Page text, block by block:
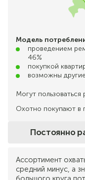
Модель
проведением
46%
покупкой
возможны
Могут
Охотно покупают в
Постоянно
Ассортимент
средний минус, а